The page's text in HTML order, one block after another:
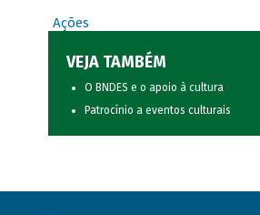
Ações
VEJA TAMBÉM
O BNDES e o apoio à cultura
Patrocínio a eventos culturais